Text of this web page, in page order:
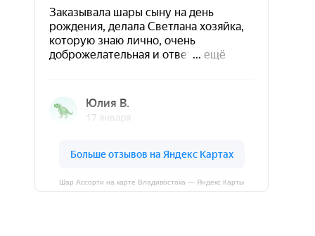
Шар Ассорти на карте Владивостока — Яндекс Карты